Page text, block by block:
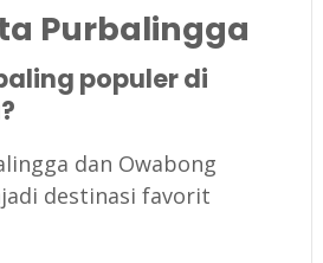
Purbalingga
populer di
dan Owabong
destinasi favorit